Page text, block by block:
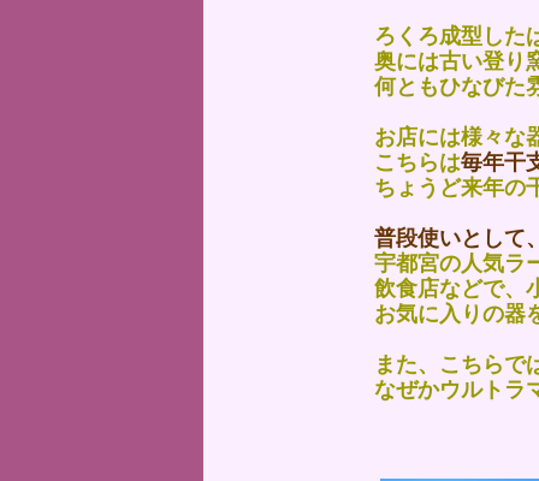
ろくろ成型した
奥には古い登り
何ともひなびた
お店には様々な
こちらは毎年干
ちょうど来年の
普段使いとして
宇都宮の人気ラ
飲食店などで、
お気に入りの器
また、こちらで
なぜかウルトラ